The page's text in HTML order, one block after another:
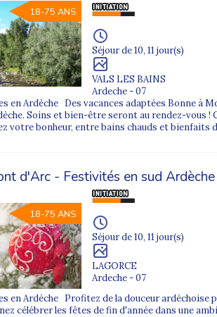
aux régimes alimentaires et aux
être et détente en hiver
qui souhaitent se ressourcer, Supernova
séances de spa, de relaxation et des
associent bien-être, découvertes locales
ne rime pas toujours avec neige, certains
participent à des activités simples et
une alternative apaisante à la montagne,
en séjour adapté en
Séjours Adaptés, c’est bénéficier de
handicaps et assurent une présence
18-75 ANS
Séjour de 10, 11 jour(s)
VALS LES BAINS
Ardeche - 07
en Ardèche Des vacances adaptées Bonne à
Soins et bien-être seront au rendez-vous !
votre bonheur, entre bains chauds et bienfaits
d'Arc - Festivités en sud
18-75 ANS
Séjour de 10, 11 jour(s)
LAGORCE
Ardeche - 07
en Ardèche Profitez de la douceur ardéchoise
célébrer les fêtes de fin d'année dans une